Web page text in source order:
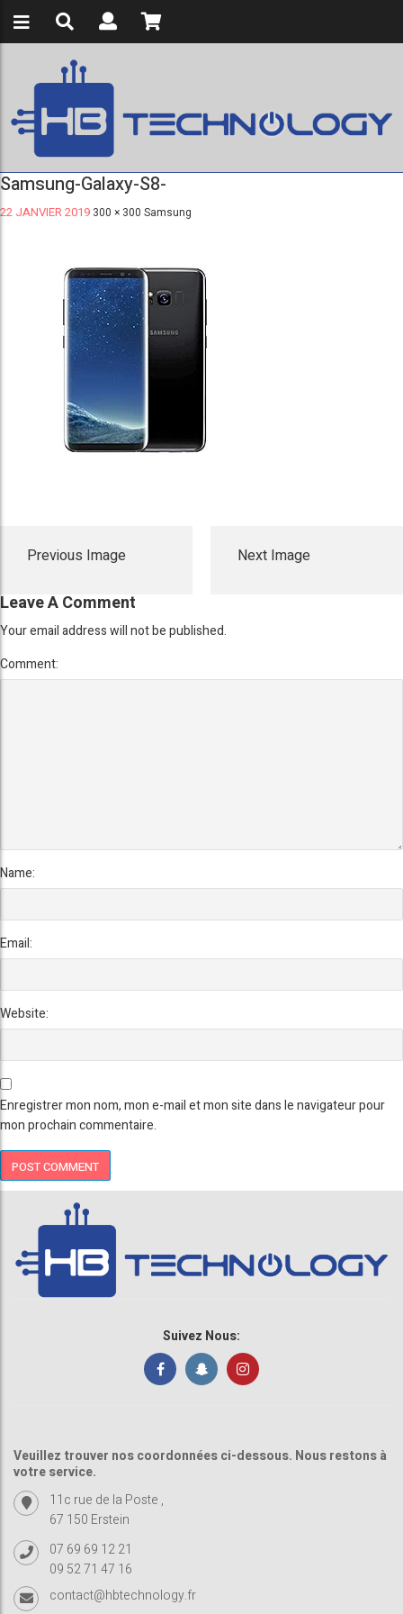
Samsung-Galaxy-S8-
22 JANVIER 2019 300 × 300 Samsung
Previous Image Next Image
Leave A Comment
Your email address will not be published.
Comment:
Name:
Email:
Website:
Enregistrer mon nom, mon e-mail et mon site dans le navigateur pour
mon prochain commentaire.
Suivez Nous:
Veuillez trouver nos coordonnées ci-dessous. Nous restons à
votre service.
11c rue de la Poste ,
67 150 Erstein
07 69 69 12 21
09 52 71 47 16
contact@hbtechnology.fr